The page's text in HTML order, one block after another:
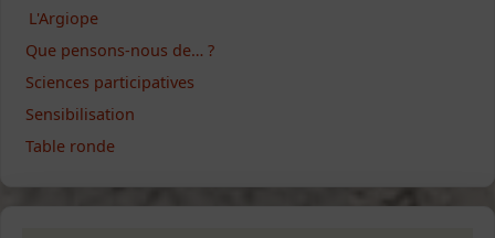
L'Argiope
Que pensons-nous de… ?
Sciences participatives
Sensibilisation
Table ronde